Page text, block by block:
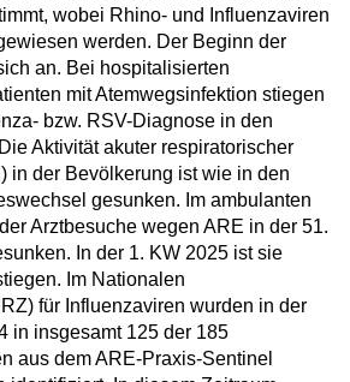
wobei Rhino- und Influenzaviren
werden. Der Beginn der
an. Bei hospitalisierten
mit Atemwegsinfektion stiegen
bzw. RSV-Diagnose in den
Aktivität akuter respiratorischer
in der Bevölkerung ist wie in den
gesunken. Im ambulanten
Arztbesuche wegen ARE in der 51.
In der 1. KW 2025 ist sie
Im Nationalen
für Influenzaviren wurden in der
in insgesamt 125 der 185
aus dem ARE-Praxis-Sentinel